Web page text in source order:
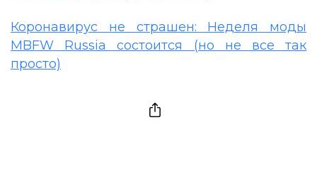
Коронавирус не страшен: Неделя моды
MBFW Russia состоится (но не все так
просто)